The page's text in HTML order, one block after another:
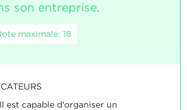
son entreprise.
maximale: 18
Il est capable d'organiser un